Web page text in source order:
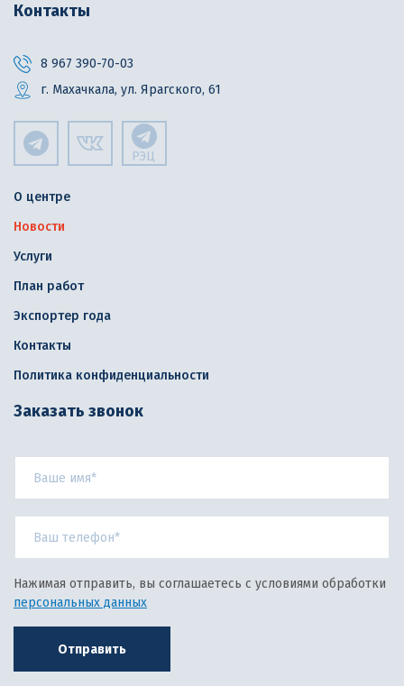
Контакты
8 967 390-70-03
г. Махачкала, ул. Ярагского, 61
РЭЦ
О центре
Новости
Услуги
План работ
Экспортер года
Контакты
Политика конфиденциальности
Заказать звонок
Нажимая отправить, вы соглашаетесь с условиями обработки
персональных данных
Отправить